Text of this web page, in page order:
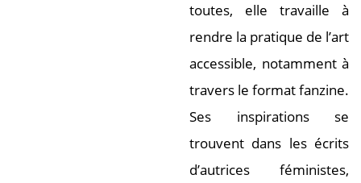
toutes, elle travaille à
rendre la pratique de l’art
accessible, notamment à
travers le format fanzine.
Ses inspirations se
trouvent dans les écrits
d’autrices féministes,